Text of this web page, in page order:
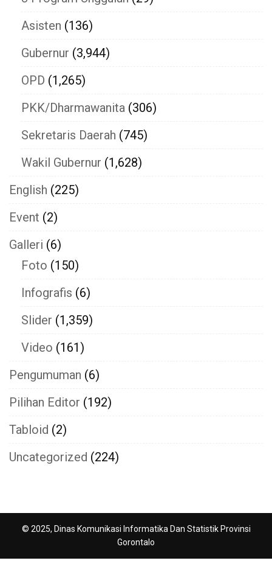
Asisten (136)
Gubernur (3,944)
OPD (1,265)
PKK/Dharmawanita (306)
Sekretaris Daerah (745)
Wakil Gubernur (1,628)
English (225)
Event (2)
Galleri (6)
Foto (150)
Infografis (6)
Slider (1,359)
Video (161)
Pengumuman (6)
Pilihan Editor (192)
Tabloid (2)
Uncategorized (224)
© 2025, Dinas Komunikasi Informatika Dan Statistik Provinsi
Gorontalo